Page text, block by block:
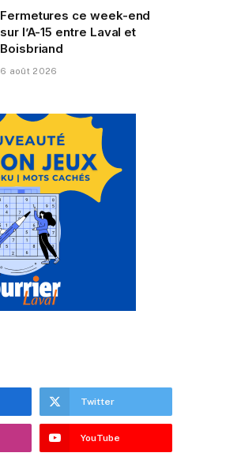
Fermetures ce week-end
sur l’A-15 entre Laval et
Boisbriand
6 août 2026
Twitter
YouTube